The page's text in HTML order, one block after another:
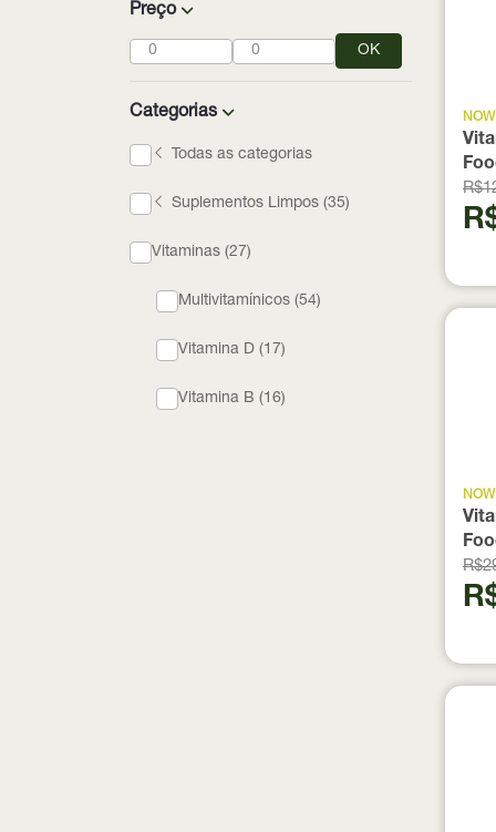
Preço
OK
Categorias
Todas as categorias
Suplementos Limpos (35)
Vitaminas (27)
Multivitamínicos (54)
Vitamina D (17)
Vitamina B (16)